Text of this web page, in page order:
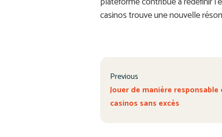
casinos trouve une nouvelle
Previous
Jouer de manière
casinos sans excès